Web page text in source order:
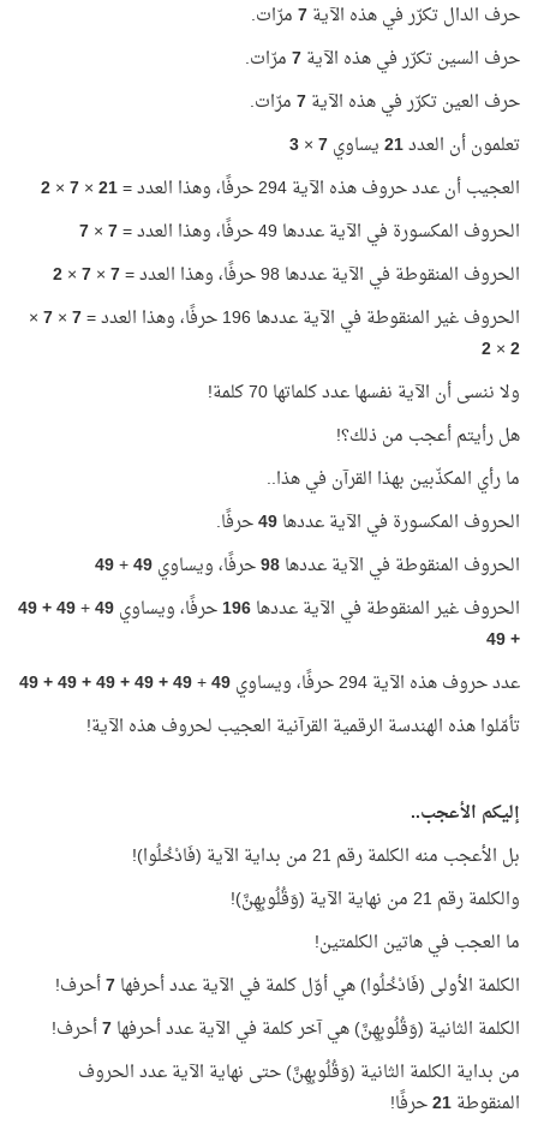
حرف الدال تكرّر في هذه الآية7مرّات.
حرف السين تكرّر في هذه الآية7مرّات.
حرف العين تكرّر في هذه الآية7مرّات.
تعلمون أن العدد21يساوي7
×
3
العجيب أن عدد حروف هذه الآية 294 حرفًا، وهذا العدد =
21
×
7
×
2
الحروف المكسورة في الآية عددها 49 حرفًا، وهذا العدد =
7
×
7
الحروف المنقوطة في الآية عددها 98 حرفًا، وهذا العدد =
7
×
7
×
2
الحروف غير المنقوطة في الآية عددها 196 حرفًا، وهذا العدد =
7
×
7
×
2
×
2
ولا ننسى أن الآية نفسها عدد كلماتها 70 كلمة!
هل رأيتم أعجب من ذلك؟!
ما رأي المكذّبين بهذا القرآن في هذا..
الحروف المكسورة في الآية عددها49حرفًا.
الحروف المنقوطة في الآية عددها98حرفًا، ويساوي49
+
49
الحروف غير المنقوطة في الآية عددها196حرفًا، ويساوي49
+
49 + 49
+ 49
عدد حروف هذه الآية 294 حرفًا، ويساوي
49
+
49 + 49 + 49 + 49 + 49
تأمّلوا هذه الهندسة الرقمية القرآنية العجيب لحروف هذه الآية!
إليكم الأعجب..
بل الأعجب منه الكلمة رقم 21 من بداية الآية (فَادْخُلُوا)!
والكلمة رقم 21 من نهاية الآية (وَقُلُوبِهِنَّ)!
ما العجب في هاتين الكلمتين!
الكلمة الأولى (فَادْخُلُوا) هي أوّل كلمة في الآية عدد أحرفها7أحرف!
الكلمة الثانية (وَقُلُوبِهِنَّ) هي آخر كلمة في الآية عدد أحرفها7أحرف!
من بداية الكلمة الثانية (وَقُلُوبِهِنَّ) حتى نهاية الآية عدد الحروف
المنقوطة21حرفًا!